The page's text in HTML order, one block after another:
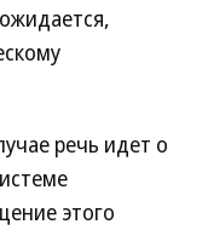
речь идет о
этого